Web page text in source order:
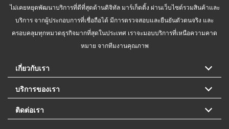
ไม่เคยหยุดพัฒนาบริการที่ดีที่สุดด้านดิจิทัล มาร์เก็ตติ้ง ผ่านเว็บไซต์รวมสินค้าและ
บริการ จากผู้ประกอบการที่เชื่อถือได้ มีการตรวจสอบและยืนยันตัวตนจริง และ
ครอบคลุมทุกหมวดธุรกิจมากที่สุดในประเทศ เราจะมอบบริการที่เหนือความคาด
หมาย จากทีมงานคุณภาพ
เกี่ยวกับเรา
บริการของเรา
ติดต่อเรา